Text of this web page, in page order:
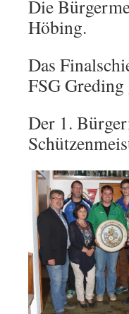
Die
Höbing.
Das
FSG
Der 1.